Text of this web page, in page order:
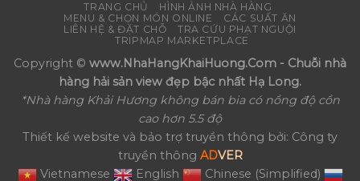
TRANG CHỦ
HÌNH ẢNH NHÀ HÀNG
MENU & CHỌN MÓN ONLINE
CÁC SUẤT ĂN
LIÊN HỆ & ĐẶT CHỖ
TRA CỨU PHẠT NGUỘI
TRIPMAP MARKETPLACE
Copyright © www.NhaHangKhaiHuong.Com - Chuỗi nhà
hàng hải sản view đẹp bậc nhất Hạ Long.
*Nhà hàng Khải Hương không bán bia có nồng độ cồn
cao hơn 5.5 độ
Thiết kế website và bảo trợ truyền thông bởi: Công ty
truyền thông ADVER
Vietnamese
English Chinese (Simplified)